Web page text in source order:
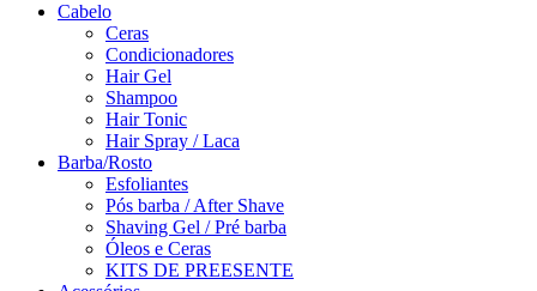
Cabelo
Ceras
Condicionadores
Hair Gel
Shampoo
Hair Tonic
Hair Spray / Laca
Barba/Rosto
Esfoliantes
Pós barba / After Shave
Shaving Gel / Pré barba
Óleos e Ceras
KITS DE PREESENTE